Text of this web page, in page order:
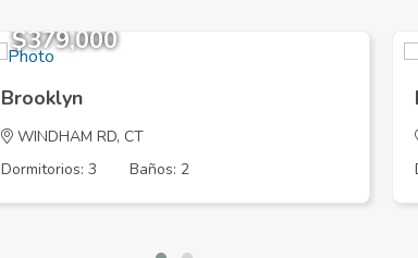
$379,000
Brooklyn
WINDHAM RD, CT
Dormitorios: 3
Baños: 2